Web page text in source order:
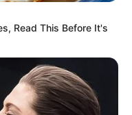
Read This Before It's